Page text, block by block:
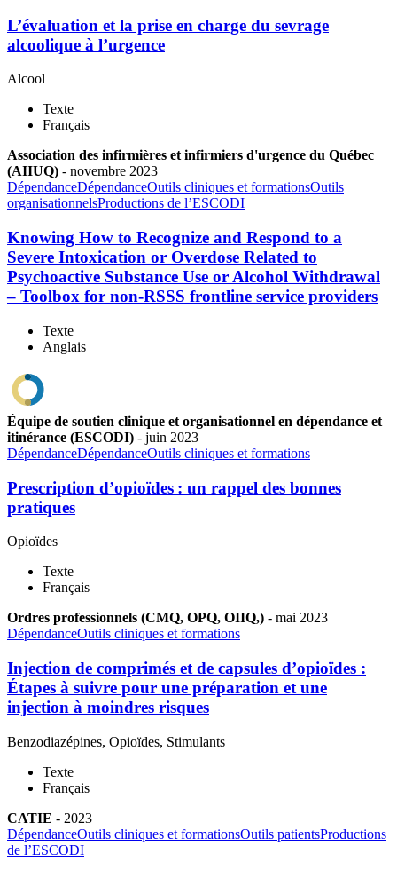
L’évaluation et la prise en charge du sevrage
alcoolique à l’urgence
Alcool
Texte
Français
Association des infirmières et infirmiers d'urgence du Québec
(AIIUQ) - novembre 2023
DépendanceDépendanceOutils cliniques et formationsOutils
organisationnelsProductions de l’ESCODI
Knowing How to Recognize and Respond to a
Severe Intoxication or Overdose Related to
Psychoactive Substance Use or Alcohol Withdrawal
– Toolbox for non-RSSS frontline service providers
Texte
Anglais
Équipe de soutien clinique et organisationnel en dépendance et
itinérance (ESCODI) - juin 2023
DépendanceDépendanceOutils cliniques et formations
Prescription d’opioïdes : un rappel des bonnes
pratiques
Opioïdes
Texte
Français
Ordres professionnels (CMQ, OPQ, OIIQ,) - mai 2023
DépendanceOutils cliniques et formations
Injection de comprimés et de capsules d’opioïdes :
Étapes à suivre pour une préparation et une
injection à moindres risques
Benzodiazépines, Opioïdes, Stimulants
Texte
Français
CATIE - 2023
DépendanceOutils cliniques et formationsOutils patientsProductions
de l’ESCODI